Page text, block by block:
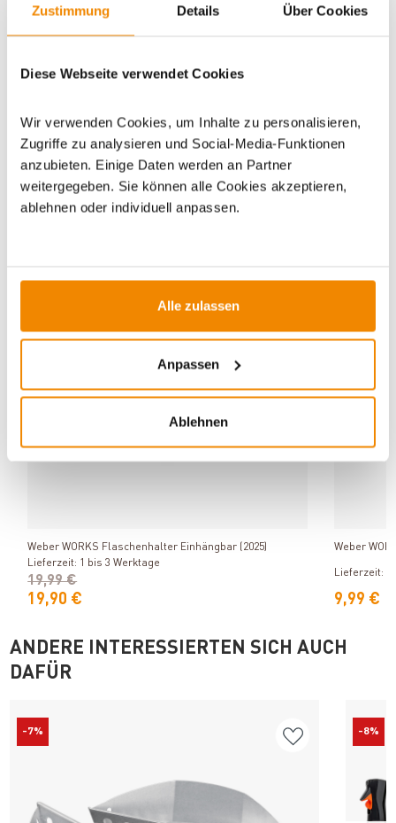
Zustimmung Details Über Cookies
Diese Webseite verwendet Cookies
Wir verwenden Cookies, um Inhalte zu personalisieren,
Zugriffe zu analysieren und Social-Media-Funktionen
anzubieten. Einige Daten werden an Partner
weitergegeben. Sie können alle Cookies akzeptieren,
ablehnen oder individuell anpassen.
Alle zulassen
Anpassen
Ablehnen
Artikeldatenblatt drucken Frage zum Artikel
Grill Accessoires |Grillzubehör Sets
Weber WORKS Flaschenhalter Einhängbar (2025)
Lieferzeit: 1 bis 3 Werktage
19,90 €
19,99 €
Weber
Lieferzeit: 1
9,99 €
ANDERE INTERESSIERTEN SICH AUCH
DAFÜR
-7% -8%